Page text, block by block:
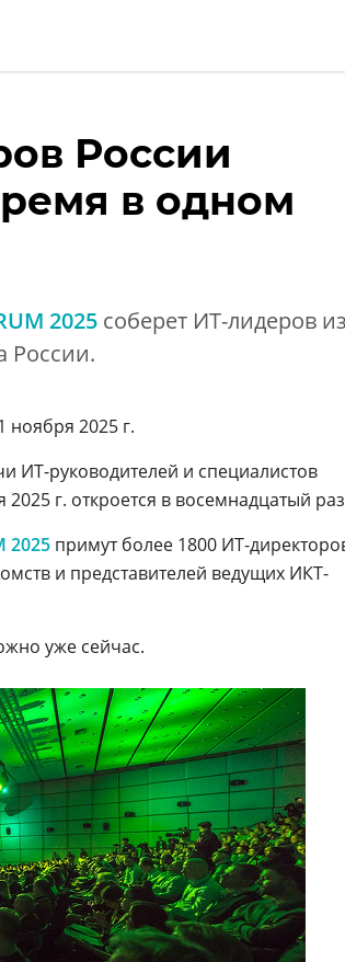
России
в одном
2025 соберет ИТ-лидеров
России.
ноября 2025 г.
ИТ-руководителей и специалистов
2025 г. откроется в восемнадцатый
2025 примут более 1800 ИТ-
и представителей ведущих ИКТ-
уже сейчас.